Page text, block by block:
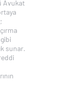
Avukat
sunar.